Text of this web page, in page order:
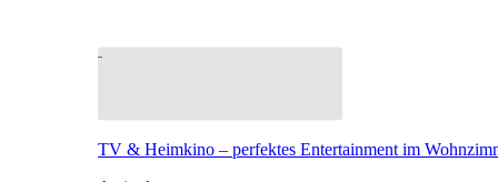
TV & Heimkino – perfektes Entertainment im